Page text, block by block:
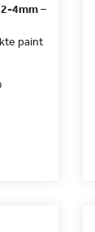
4mm –
paint